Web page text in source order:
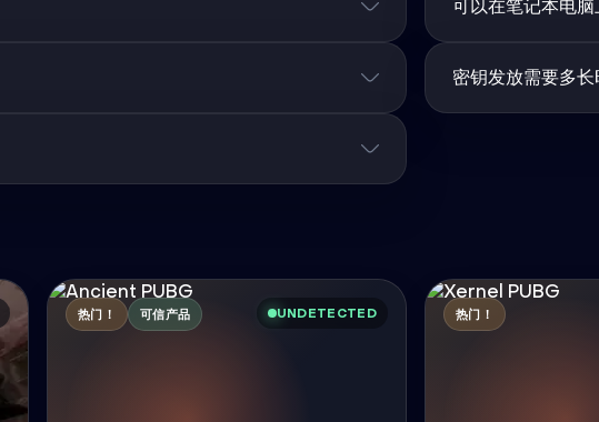
可以在笔记本电
密钥发放需要多长
热门！ 可信产品 UNDETECTED 热门！